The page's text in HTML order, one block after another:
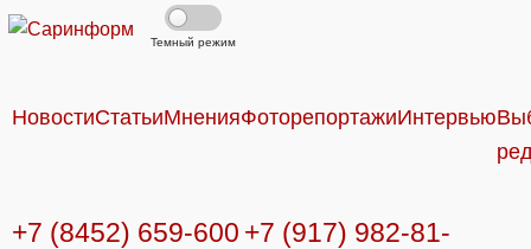
Темный режим
НовостиСтатьиМненияФоторепортажиИнтервью
+7 (8452) 659-600 +7 (917) 982-81-